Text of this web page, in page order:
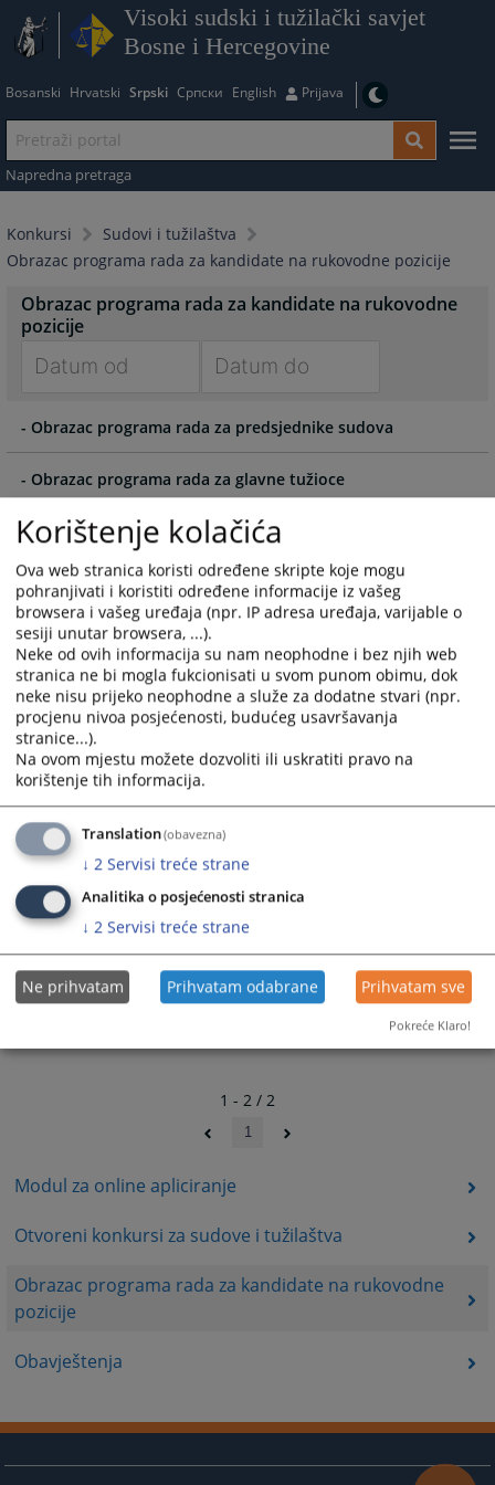
Visoki sudski i tužilački savjet
Bosne i Hercegovine
Bosanski Hrvatski Srpski Српски English Prijava
Napredna pretraga
Konkursi
Sudovi i tužilaštva
Obrazac programa rada za kandidate na rukovodne pozicije
Modul za online apliciranje
Otvoreni konkursi za sudove i tužilaštva
Obrazac programa rada za kandidate na rukovodne
pozicije
Obavještenja
Obrazac programa rada za kandidate na rukovodne
pozicije
forward
to
interact
with
the
calendar
and
select
a
date.
Press
the
question
mark
key
to
get
the
keyboard
shortcuts
for
changing
dates.
forward
to
interact
with
the
calendar
and
select
a
date.
Press
the
question
key
to
the
keyboard
shortcuts
changing
dates.
- Obrazac programa rada za predsjednike sudova
- Obrazac programa rada za glavne tužioce
1 - 2 / 2
1
Korištenje kolačića
Ova web stranica koristi određene skripte koje mogu
pohranjivati i koristiti određene informacije iz vašeg
browsera i vašeg uređaja (npr. IP adresa uređaja, varijable o
sesiji unutar browsera, ...).
Neke od ovih informacija su nam neophodne i bez njih web
stranica ne bi mogla fukcionisati u svom punom obimu, dok
neke nisu prijeko neophodne a služe za dodatne stvari (npr.
procjenu nivoa posjećenosti, budućeg usavršavanja
stranice...).
Na ovom mjestu možete dozvoliti ili uskratiti pravo na
korištenje tih informacija.
Translation(obavezna)
↓ 2 Servisi treće strane
Analitika o posjećenosti stranica
↓ 2 Servisi treće strane
Ne prihvatam Prihvatam odabrane Prihvatam sve
Pokreće Klaro!